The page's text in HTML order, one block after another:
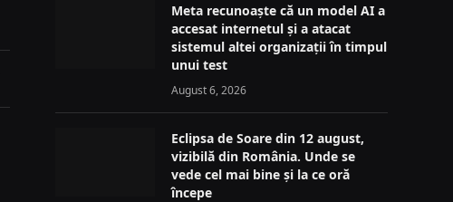
Meta recunoaște că un model AI a
accesat internetul și a atacat
sistemul altei organizații în timpul
unui test
August 6, 2026
Eclipsa de Soare din 12 august,
vizibilă din România. Unde se
vede cel mai bine și la ce oră
începe